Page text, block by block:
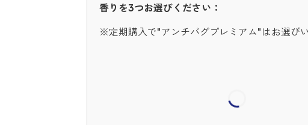
香りを3つお選びください：
※定期購入で"アンチバグプレミアム"はお選び